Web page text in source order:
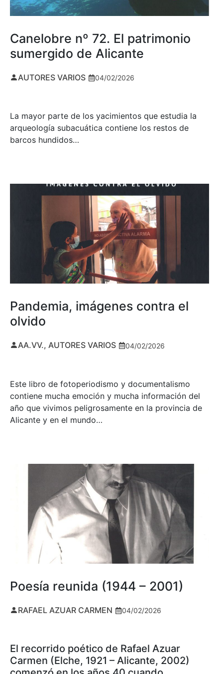
Canelobre nº 72. El patrimonio
sumergido de Alicante
AUTORES VARIOS 04/02/2026
La mayor parte de los yacimientos que estudia la
arqueología subacuática contiene los restos de
barcos hundidos…
Pandemia, imágenes contra el
olvido
AA.VV., AUTORES VARIOS 04/02/2026
Este libro de fotoperiodismo y documentalismo
contiene mucha emoción y mucha información del
año que vivimos peligrosamente en la provincia de
Alicante y en el mundo…
Poesía reunida (1944 – 2001)
RAFAEL AZUAR CARMEN 04/02/2026
El recorrido poético de Rafael Azuar
Carmen (Elche, 1921 – Alicante, 2002)